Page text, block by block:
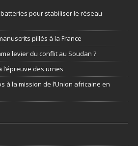
pour stabiliser le réseau
pillés à la France
levier du conflit au Soudan ?
l’épreuve des urnes
à la mission de l’Union africaine en